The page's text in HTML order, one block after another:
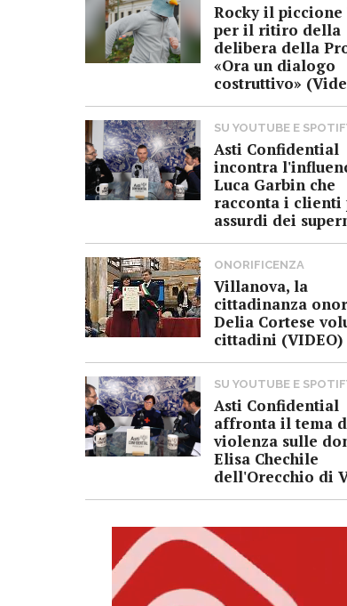
Rocky il piccione
per il ritiro della
delibera della
«Ora un dialogo
costruttivo»
SU YOUTUBE E
Asti Confidential
incontra
Luca Garbin che
racconta i clienti
assurdi dei
ONORIFICENZA
Villanova, la
cittadinanza
Delia Cortese
cittadini (VIDEO)
SU YOUTUBE E
Asti Confidential
affronta il tema
violenza sulle
Elisa Chechile
dell'Orecchio di